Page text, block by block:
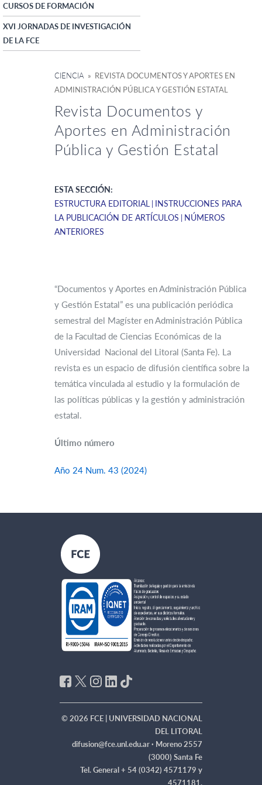
CURSOS DE FORMACIÓN
XVI JORNADAS DE INVESTIGACIÓN
DE LA FCE
CIENCIA » REVISTA DOCUMENTOS Y APORTES EN
ADMINISTRACIÓN PÚBLICA Y GESTIÓN ESTATAL
Revista Documentos y
Aportes en Administración
Pública y Gestión Estatal
ESTA SECCIÓN:
ESTRUCTURA EDITORIAL
INSTRUCCIONES PARA
LA PUBLICACIÓN DE ARTÍCULOS
NÚMEROS
ANTERIORES
“Documentos y Aportes en Administración Pública
y Gestión Estatal” es una publicación periódica
semestral del Magíster en Administración Pública
de la Facultad de Ciencias Económicas de la
Universidad Nacional del Litoral (Santa Fe). La
revista es un espacio de difusión científica sobre la
temática vinculada al estudio y la formulación de
las políticas públicas y la gestión y administración
estatal.
Último número
Año 24 Num. 43 (2024)
© 2026 FCE | UNIVERSIDAD NACIONAL
DEL LITORAL
difusion@fce.unl.edu.ar · Moreno 2557
(3000) Santa Fe
Tel. General + 54 (0342) 4571179 y
4571181.